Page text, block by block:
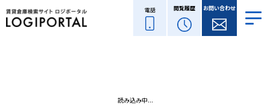
電話 閲覧履歴 お問い合わせ
読み込み中...